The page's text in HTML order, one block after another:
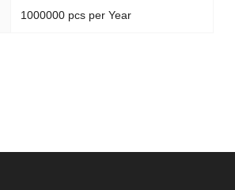
1000000 pcs per Year